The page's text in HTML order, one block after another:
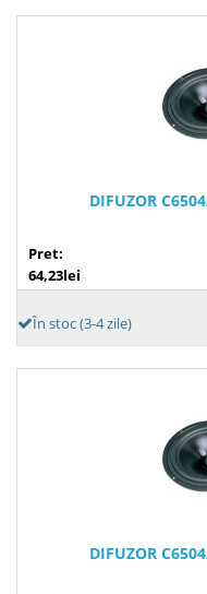
DIFUZOR
Pret:
64,23lei
În stoc (3-4 zile)
DIFUZOR